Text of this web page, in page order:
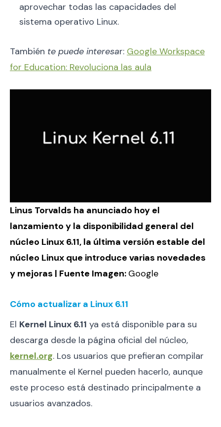
aprovechar todas las capacidades del
sistema operativo Linux.
También te puede interesar: Google Workspace
for Education: Revoluciona las aula
Linus Torvalds ha anunciado hoy el
lanzamiento y la disponibilidad general del
núcleo Linux 6.11, la última versión estable del
núcleo Linux que introduce varias novedades
y mejoras | Fuente Imagen: Google
Cómo actualizar a Linux 6.11
El Kernel Linux 6.11 ya está disponible para su
descarga desde la página oficial del núcleo,
kernel.org. Los usuarios que prefieran compilar
manualmente el Kernel pueden hacerlo, aunque
este proceso está destinado principalmente a
usuarios avanzados.